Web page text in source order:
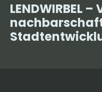
LENDWIRBEL